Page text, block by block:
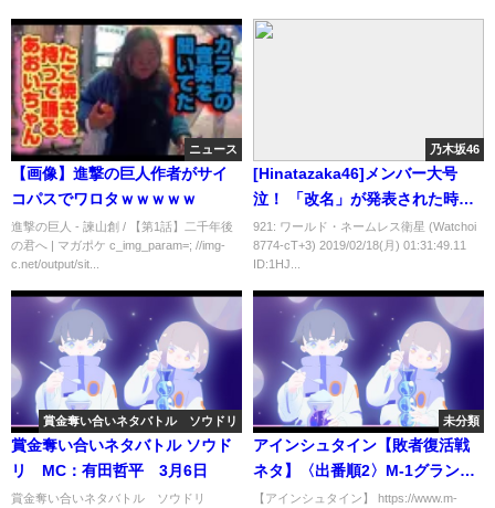
ニュース
【画像】進撃の巨人作者がサイ
コパスでワロタｗｗｗｗｗ
進撃の巨人 - 諫山創 / 【第1話】二千年後
の君へ | マガポケ c_img_param=; //img-
c.net/output/sit...
乃木坂46
[Hinatazaka46]メンバー大号
泣！ 「改名」が発表された時、
メンバー一同ビックリ！
921: ワールド・ネームレス衛星 (Watchoi
8774-cT+3) 2019/02/18(月) 01:31:49.11
ID:1HJ...
賞金奪い合いネタバトル ソウドリ
賞金奪い合いネタバトル ソウド
リ MC：有田哲平 3月6日
賞金奪い合いネタバトル ソウドリ
未分類
アインシュタイン【敗者復活戦
ネタ】〈出番順2〉M-1グランプ
リ2021
【アインシュタイン】 https://www.m-